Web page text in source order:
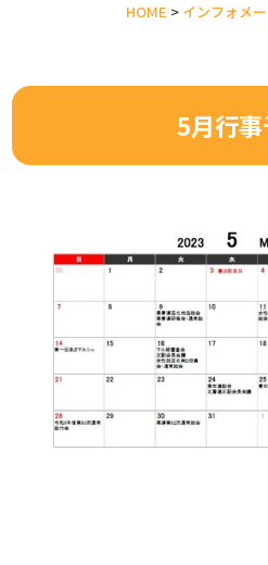
HOME > インフォメ
5月行